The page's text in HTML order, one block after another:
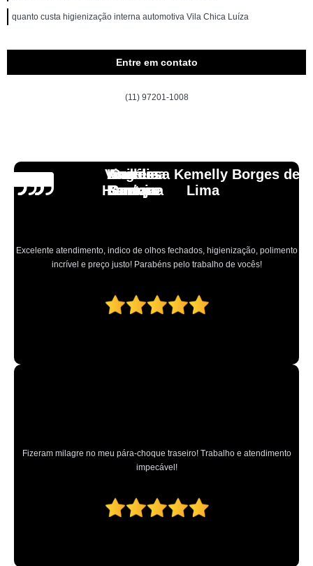
quanto custa higienização interna automotiva Vila Chica Luíza
Entre em contato
(11) 97201-1008
Angélica
Santana
Excelente atendimento, indico de olhos fechados, higienização, polimento
incrível e preço justo! Parabéns pelo trabalho de vocês!
Andressa Kemelly Borges de
Lima
Fizeram milagre no meu pára-choque traseiro! Trabalho e atendimento
impecável!
Carlos
Henrique
Vinicius
Laranja
Lourdes
Santoro